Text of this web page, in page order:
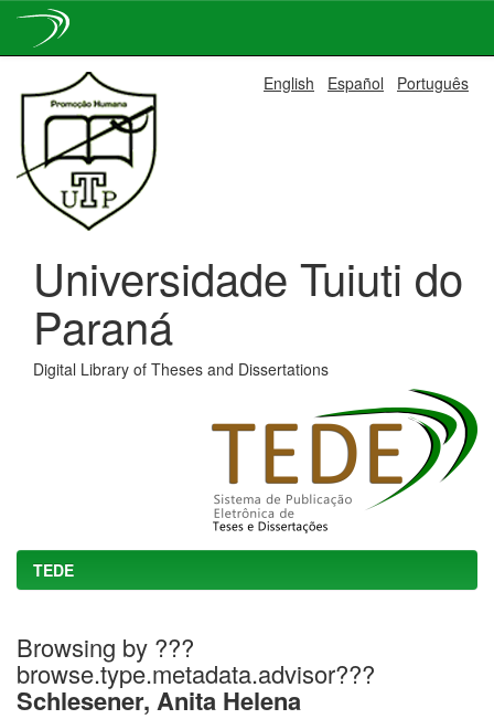
navigation
English Español Português
Universidade Tuiuti do
Paraná
Digital Library of Theses and Dissertations
TEDE
Browsing by ???
browse.type.metadata.advisor???
Schlesener, Anita Helena